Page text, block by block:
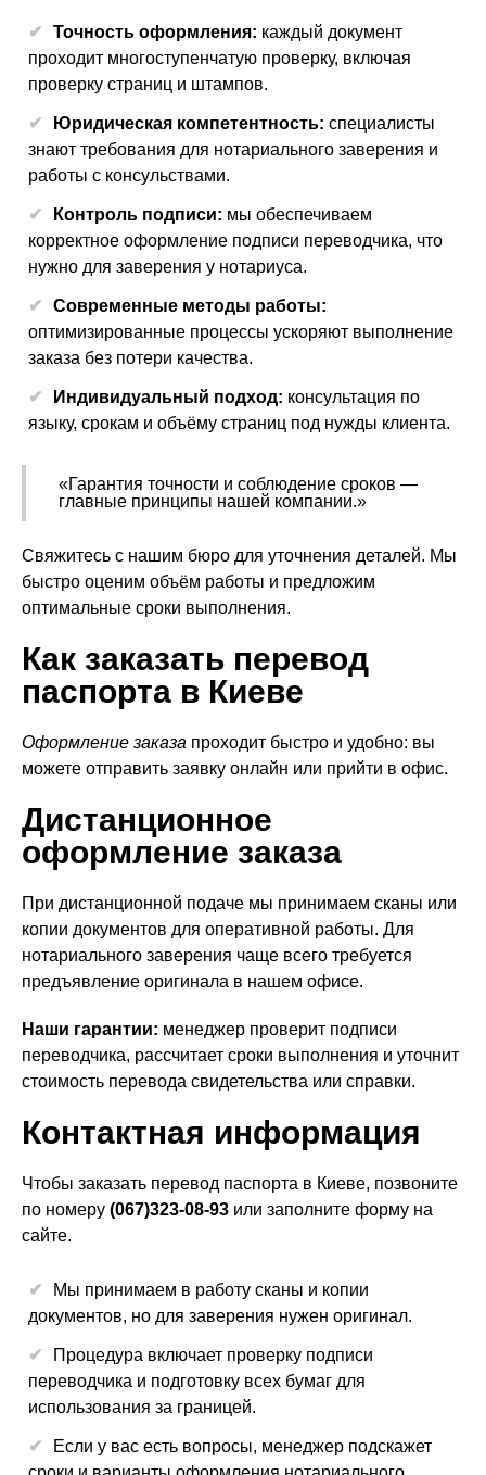
Точность оформления: каждый документ
проходит многоступенчатую проверку, включая
проверку страниц и штампов.
Юридическая компетентность: специалисты
знают требования для нотариального заверения и
работы с консульствами.
Контроль подписи: мы обеспечиваем
корректное оформление подписи переводчика, что
нужно для заверения у нотариуса.
Современные методы работы:
оптимизированные процессы ускоряют выполнение
заказа без потери качества.
Индивидуальный подход: консультация по
языку, срокам и объёму страниц под нужды клиента.
«Гарантия точности и соблюдение сроков —
главные принципы нашей компании.»
Свяжитесь с нашим бюро для уточнения деталей. Мы
быстро оценим объём работы и предложим
оптимальные сроки выполнения.
Как заказать перевод
паспорта в Киеве
Оформление заказа проходит быстро и удобно: вы
можете отправить заявку онлайн или прийти в офис.
Дистанционное
оформление заказа
При дистанционной подаче мы принимаем сканы или
копии документов для оперативной работы. Для
нотариального заверения чаще всего требуется
предъявление оригинала в нашем офисе.
Наши гарантии: менеджер проверит подписи
переводчика, рассчитает сроки выполнения и уточнит
стоимость перевода свидетельства или справки.
Контактная информация
Чтобы заказать перевод паспорта в Киеве, позвоните
по номеру (067)323-08-93 или заполните форму на
сайте.
Мы принимаем в работу сканы и копии
документов, но для заверения нужен оригинал.
Процедура включает проверку подписи
переводчика и подготовку всех бумаг для
использования за границей.
Если у вас есть вопросы, менеджер подскажет